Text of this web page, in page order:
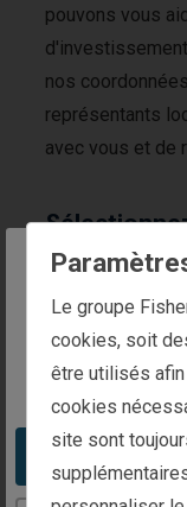
The
intended
You appear
Take me
pouvons vous
nos
représentants
avec vous et de
Vous trouverez
relatives à votre
Gestion
Le groupe
cookies, soit
être utilisés
cookies
site sont